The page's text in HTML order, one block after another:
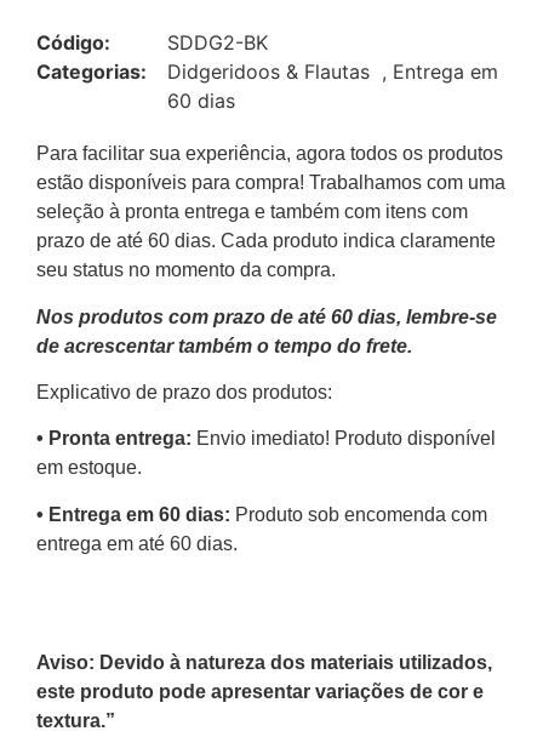
Código:
SDDG2-BK
Categorias:
Didgeridoos & Flautas , Entrega em
60 dias
Para facilitar sua experiência, agora todos os produtos
estão disponíveis para compra! Trabalhamos com uma
seleção à pronta entrega e também com itens com
prazo de até 60 dias. Cada produto indica claramente
seu status no momento da compra.
Nos produtos com prazo de até 60 dias, lembre-se
de acrescentar também o tempo do frete.
Explicativo de prazo dos produtos:
•⁠ ⁠Pronta entrega: Envio imediato! Produto disponível
em estoque.
•⁠ Entrega em 60 dias: Produto sob encomenda com
entrega em até 60 dias.
Aviso: Devido à natureza dos materiais utilizados,
este produto pode apresentar variações de cor e
textura.”